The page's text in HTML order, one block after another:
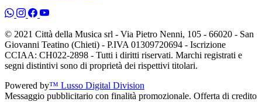
© 2021 Città della Musica srl - Via Pietro Nenni, 105 - 66020 - San
Giovanni Teatino (Chieti) - P.IVA 01309720694 - Iscrizione
CCIAA: CH022-2898 - Tutti i diritti riservati. Marchi registrati e
segni distintivi sono di proprietà dei rispettivi titolari.
Powered by™ Lusso Digital Division
Messaggio pubblicitario con finalità promozionale. Offerta di credito